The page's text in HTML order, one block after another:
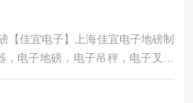
【佳宜电子】上海佳宜电子地磅制
电子地磅，电子吊秤，电子叉车
超低地磅， 防爆地磅，带打印地